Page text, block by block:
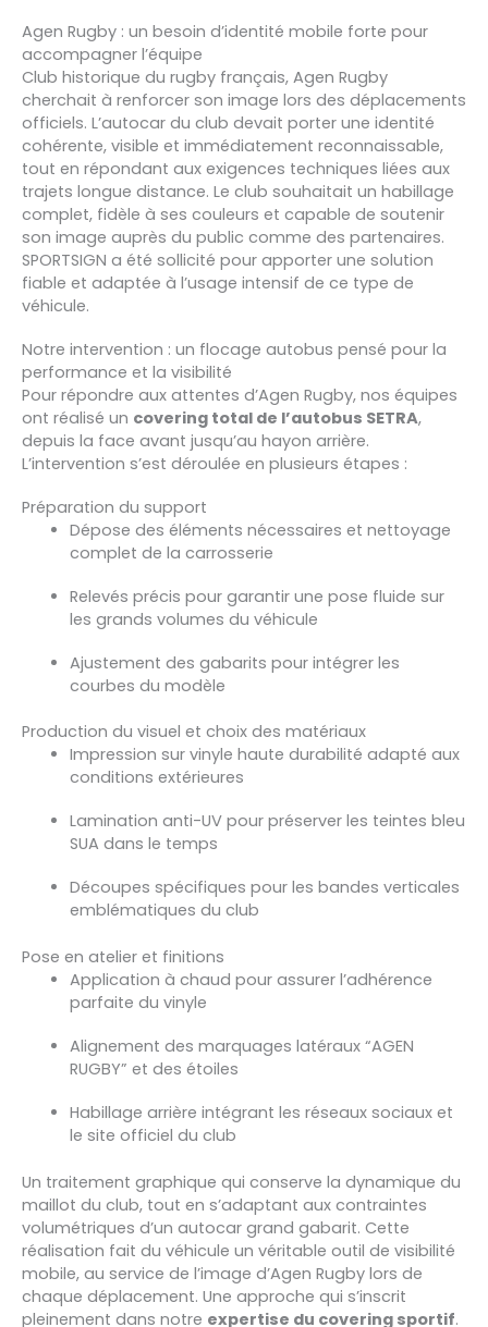
Agen Rugby : un besoin d’identité mobile forte pour
accompagner l’équipe
Club historique du rugby français, Agen Rugby
cherchait à renforcer son image lors des déplacements
officiels. L’autocar du club devait porter une identité
cohérente, visible et immédiatement reconnaissable,
tout en répondant aux exigences techniques liées aux
trajets longue distance. Le club souhaitait un habillage
complet, fidèle à ses couleurs et capable de soutenir
son image auprès du public comme des partenaires.
SPORTSIGN a été sollicité pour apporter une solution
fiable et adaptée à l’usage intensif de ce type de
véhicule.
Notre intervention : un flocage autobus pensé pour la
performance et la visibilité
Pour répondre aux attentes d’Agen Rugby, nos équipes
ont réalisé un covering total de l’autobus SETRA,
depuis la face avant jusqu’au hayon arrière.
L’intervention s’est déroulée en plusieurs étapes :
Préparation du support
Dépose des éléments nécessaires et nettoyage
complet de la carrosserie
Relevés précis pour garantir une pose fluide sur
les grands volumes du véhicule
Ajustement des gabarits pour intégrer les
courbes du modèle
Production du visuel et choix des matériaux
Impression sur vinyle haute durabilité adapté aux
conditions extérieures
Lamination anti-UV pour préserver les teintes bleu
SUA dans le temps
Découpes spécifiques pour les bandes verticales
emblématiques du club
Pose en atelier et finitions
Application à chaud pour assurer l’adhérence
parfaite du vinyle
Alignement des marquages latéraux “AGEN
RUGBY” et des étoiles
Habillage arrière intégrant les réseaux sociaux et
le site officiel du club
Un traitement graphique qui conserve la dynamique du
maillot du club, tout en s’adaptant aux contraintes
volumétriques d’un autocar grand gabarit. Cette
réalisation fait du véhicule un véritable outil de visibilité
mobile, au service de l’image d’Agen Rugby lors de
chaque déplacement. Une approche qui s’inscrit
pleinement dans notre expertise du covering sportif.